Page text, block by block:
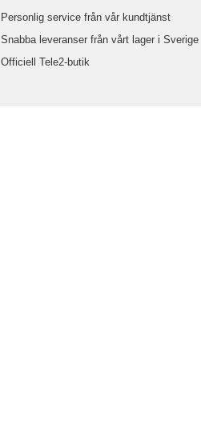
Personlig service från vår kundtjänst
Snabba leveranser från vårt lager i Sverige
Officiell Tele2-butik